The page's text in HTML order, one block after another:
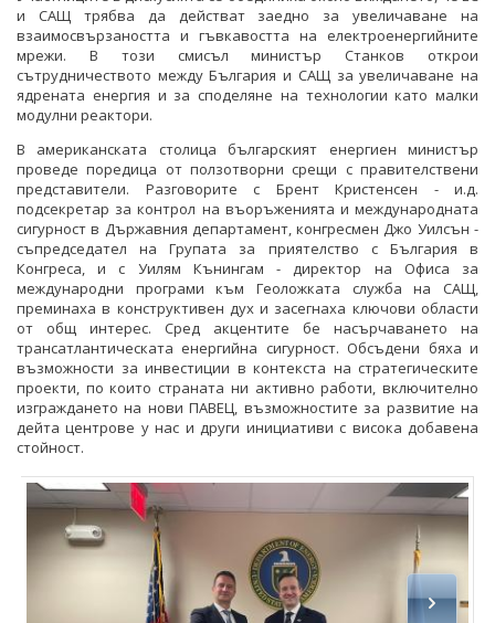
и САЩ трябва да действат заедно за увеличаване на
взаимосвързаността и гъвкавостта на електроенергийните
мрежи. В този смисъл министър Станков открои
сътрудничеството между България и САЩ за увеличаване на
ядрената енергия и за споделяне на технологии като малки
модулни реактори.
В американската столица българският енергиен министър
проведе поредица от ползотворни срещи с правителствени
представители. Разговорите с Брент Кристенсен - и.д.
подсекретар за контрол на въоръженията и международната
сигурност в Държавния департамент, конгресмен Джо Уилсън -
съпредседател на Групата за приятелство с България в
Конгреса, и с Уилям Кънингам - директор на Офиса за
международни програми към Геоложката служба на САЩ,
преминаха в конструктивен дух и засегнаха ключови области
от общ интерес. Сред акцентите бе насърчаването на
трансатлантическата енергийна сигурност. Обсъдени бяха и
възможности за инвестиции в контекста на стратегическите
проекти, по които страната ни активно работи, включително
изграждането на нови ПАВЕЦ, възможностите за развитие на
дейта центрове у нас и други инициативи с висока добавена
стойност.